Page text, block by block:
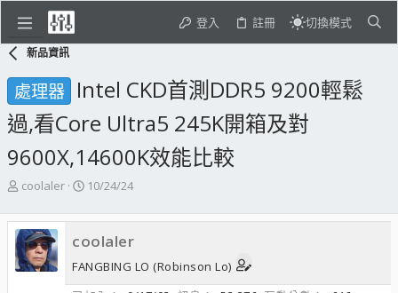
登入 註冊 切換模式
新品資訊
處理器 Intel CKD首測DDR5 9200輕鬆
過,看Core Ultra5 245K開箱及對
9600X,14600K效能比較
主
發
起
人
coolaler
開
日
期
10/24/24
coolaler
FANGBING LO (Robinson Lo)